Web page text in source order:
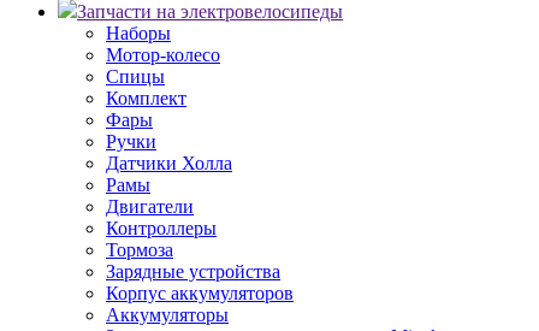
Запчасти на электровелосипеды
Наборы
Мотор-колесо
Спицы
Комплект
Фары
Ручки
Датчики Холла
Рамы
Двигатели
Контроллеры
Тормоза
Зарядные устройства
Корпус аккумуляторов
Аккумуляторы